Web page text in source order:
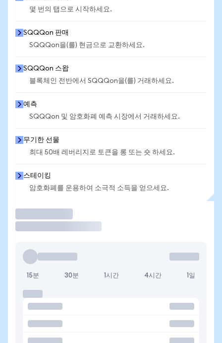
몇 번의 탭으로 시작하세요.
SQQQon 판매
SQQQon을(를) 현금으로 교환하세요.
SQQQon 스왑
블록체인 전반에서 SQQQon을(를) 거래하세요.
예측
SQQQon 및 암호화폐 예측 시장에서 거래하세요.
무기한 선물
최대 50배 레버리지로 토큰을 롱 또는 숏 하세요.
스테이킹
암호화폐를 운용하여 소극적 소득을 얻으세요.
15분 30분 1시간 4시간 1일